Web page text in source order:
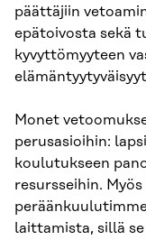
päättäjiin
epätoivosta sekä
kyvyttömyyteen
Monet
perusasioihin:
koulutukseen
resursseihin.
laittamista, sillä